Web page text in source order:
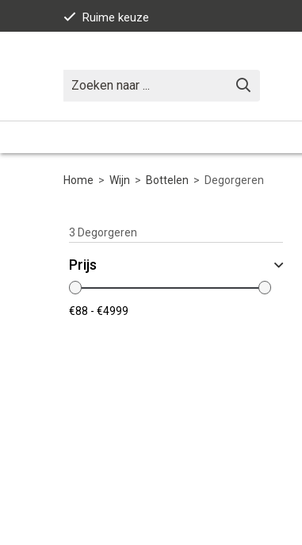
Ruime keuze
Home > Wijn > Bottelen > Degorgeren
3 Degorgeren
Prijs